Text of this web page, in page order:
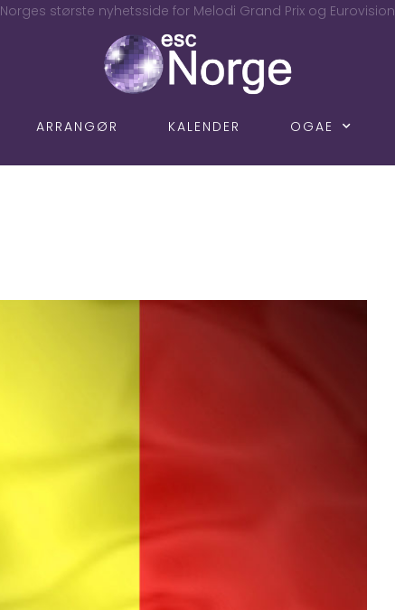
Norges største nyhetsside for Melodi Grand Prix og Eurovision
ARRANGØR KALENDER OGAE